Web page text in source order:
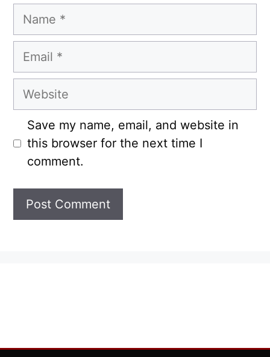
Name
Email
Website
Save my name, email, and website in
this browser for the next time I
comment.